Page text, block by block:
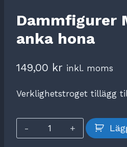
Dammfigurer
anka hona
149,00 kr inkl. moms
Verklighetstroget tillägg
Dammfigurer
Mallard